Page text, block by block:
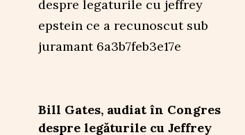
Bill Gates, audiat în Congres
despre legăturile cu Jeffrey